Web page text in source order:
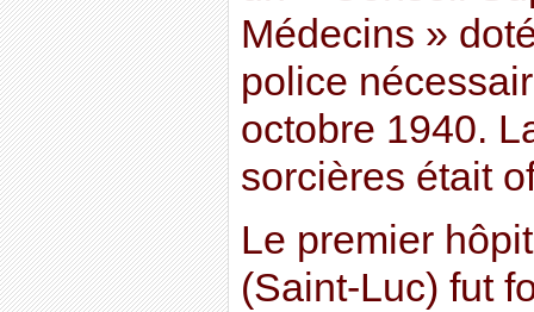
Médecins »
police
octobre 1940.
sorcières était
Le premier
(Saint-Luc) fut